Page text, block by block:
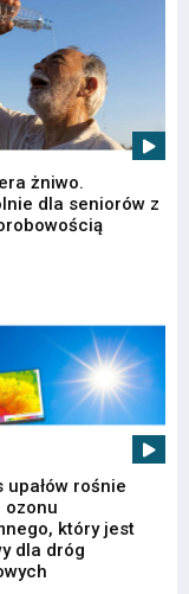
żniwo.
dla seniorów z
upałów rośnie
ozonu
który jest
dla dróg